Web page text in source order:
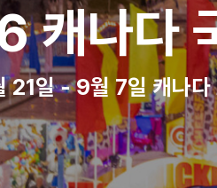
행 박람
캐나다
스베
, 라스베이거스 컨벤
캐나다
일 - 9월 7일 캐나다